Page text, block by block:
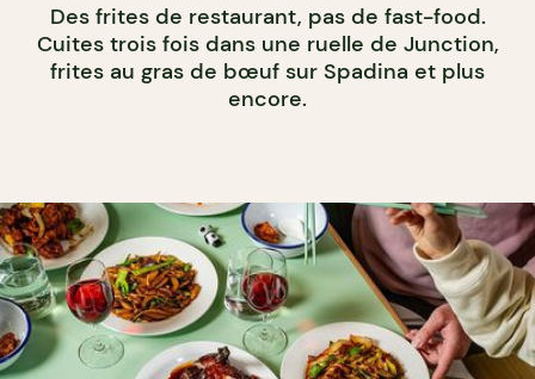
Des frites de restaurant, pas de fast-food.
Cuites trois fois dans une ruelle de Junction,
frites au gras de bœuf sur Spadina et plus
encore.